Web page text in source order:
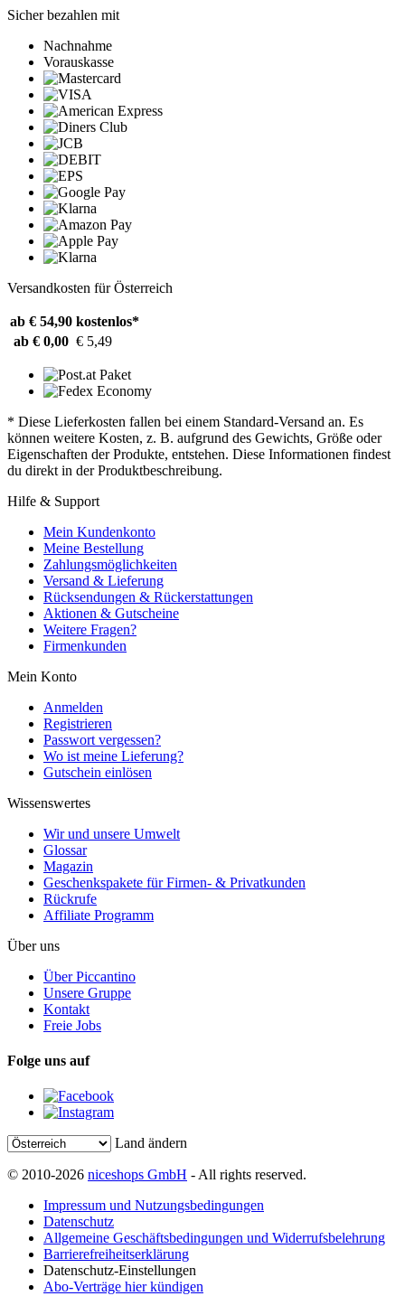
Sicher bezahlen mit
Nachnahme
Vorauskasse
Versandkosten für Österreich
ab € 54,90 kostenlos*
ab € 0,00 € 5,49
* Diese Lieferkosten fallen bei einem Standard-Versand an. Es
können weitere Kosten, z. B. aufgrund des Gewichts, Größe oder
Eigenschaften der Produkte, entstehen. Diese Informationen findest
du direkt in der Produktbeschreibung.
Hilfe & Support
Mein Kundenkonto
Meine Bestellung
Zahlungsmöglichkeiten
Versand & Lieferung
Rücksendungen & Rückerstattungen
Aktionen & Gutscheine
Weitere Fragen?
Firmenkunden
Mein Konto
Anmelden
Registrieren
Passwort vergessen?
Wo ist meine Lieferung?
Gutschein einlösen
Wissenswertes
Wir und unsere Umwelt
Glossar
Magazin
Geschenkspakete für Firmen- & Privatkunden
Rückrufe
Affiliate Programm
Über uns
Über Piccantino
Unsere Gruppe
Kontakt
Freie Jobs
Folge uns auf
Land ändern
© 2010-2026 niceshops GmbH - All rights reserved.
Impressum und Nutzungsbedingungen
Datenschutz
Allgemeine Geschäftsbedingungen und Widerrufsbelehrung
Barrierefreiheitserklärung
Datenschutz-Einstellungen
Abo-Verträge hier kündigen